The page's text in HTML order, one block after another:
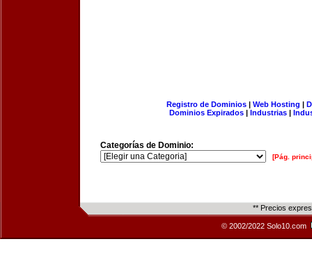
Registro de Dominios| Web Hosting |
Dominios Expirados | Industrias |
Categorías de Dominio:
[Pág.
** Precios
© 2002/2022 Solo10.com